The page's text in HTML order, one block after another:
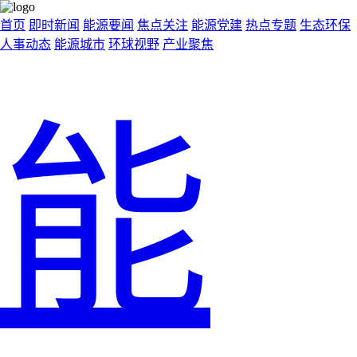
首页 即时新闻 能源要闻 焦点关注 能源党建 热点专题 生态环保
人事动态 能源城市 环球视野 产业聚焦
能